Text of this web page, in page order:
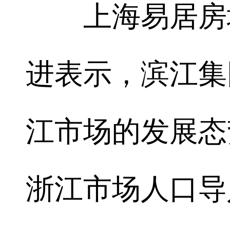
上海易居房
进表示，滨江
江市场的发展
浙江市场人口